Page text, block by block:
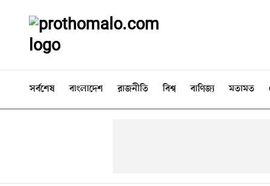
সর্বশেষ বাংলাদেশ রাজনীতি বিশ্ব বাণিজ্য মতামত